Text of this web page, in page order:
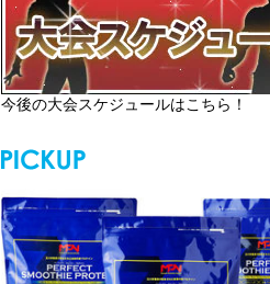
今後の大会スケジュールはこちら！